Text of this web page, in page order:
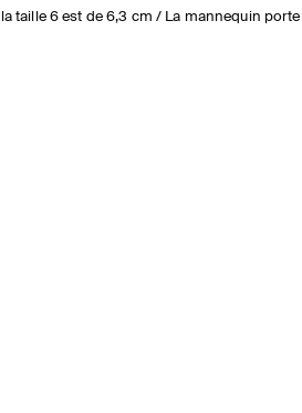
taille 6 est de 6,3 cm / La mannequin porte